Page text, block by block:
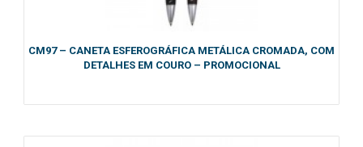
CM97 – CANETA ESFEROGRÁFICA METÁLICA CROMADA, COM
DETALHES EM COURO – PROMOCIONAL